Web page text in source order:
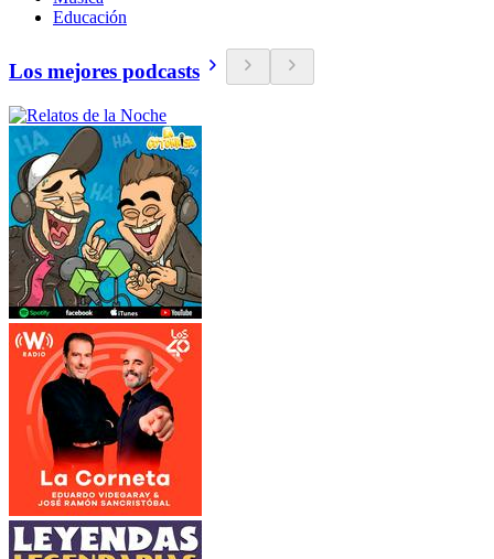
Educación
Los mejores podcasts